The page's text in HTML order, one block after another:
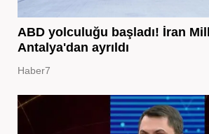
ABD yolculuğu başladı! İran
Antalya'dan ayrıldı
Haber7